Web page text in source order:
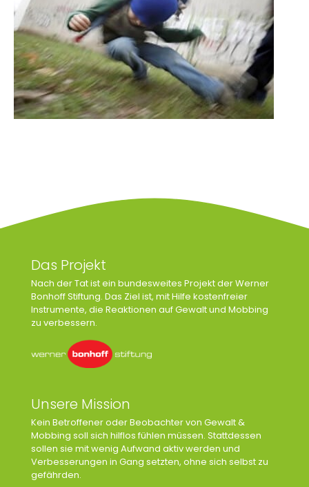
Das Projekt
Nach der Tat ist ein bundesweites Projekt der Werner
Bonhoff Stiftung. Das Ziel ist, mit Hilfe kostenfreier
Instrumente, die Reaktionen auf Gewalt und Mobbing
zu verbessern.
Unsere Mission
Kein Betroffener oder Beobachter von Gewalt &
Mobbing soll sich hilflos fühlen müssen. Stattdessen
sollen sie mit wenig Aufwand aktiv werden und
Verbesserungen in Gang setzten, ohne sich selbst zu
gefährden.